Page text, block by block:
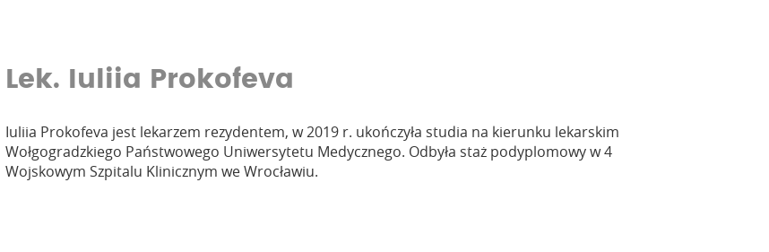
Lek. Iuliia Prokofeva
Iuliia Prokofeva jest lekarzem rezydentem, w 2019 r. ukończyła studia na kierunku lekarskim
Wołgogradzkiego Państwowego Uniwersytetu Medycznego. Odbyła staż podyplomowy w 4
Wojskowym Szpitalu Klinicznym we Wrocławiu.